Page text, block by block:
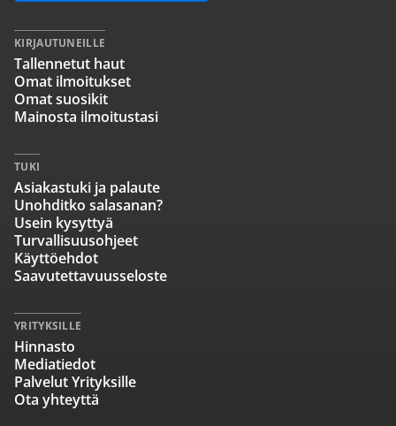
KIRJAUTUNEILLE
Tallennetut haut
Omat ilmoitukset
Omat suosikit
Mainosta ilmoitustasi
TUKI
Asiakastuki ja palaute
Unohditko salasanan?
Usein kysyttyä
Turvallisuusohjeet
Käyttöehdot
Saavutettavuusseloste
YRITYKSILLE
Hinnasto
Mediatiedot
Palvelut Yrityksille
Ota yhteyttä